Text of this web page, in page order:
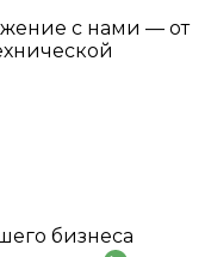
с нами — от
бизнеса